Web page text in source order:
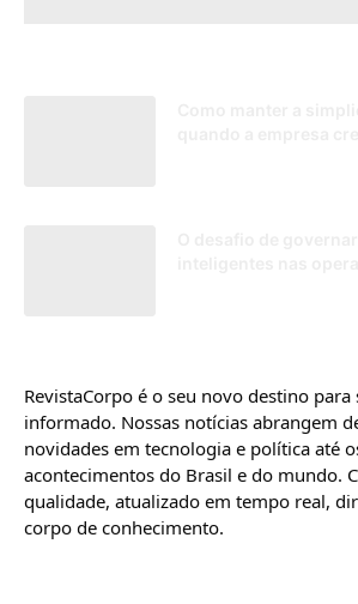
RevistaCorpo é o seu novo destino para
informado. Nossas notícias abrangem
novidades em tecnologia e política até
acontecimentos do Brasil e do mundo.
qualidade, atualizado em tempo real,
corpo de conhecimento.